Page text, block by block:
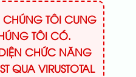
CHÚNG TÔI CUNG
TÔI CÓ.
CHỨC NĂNG
QUA VIRUSTOTAL